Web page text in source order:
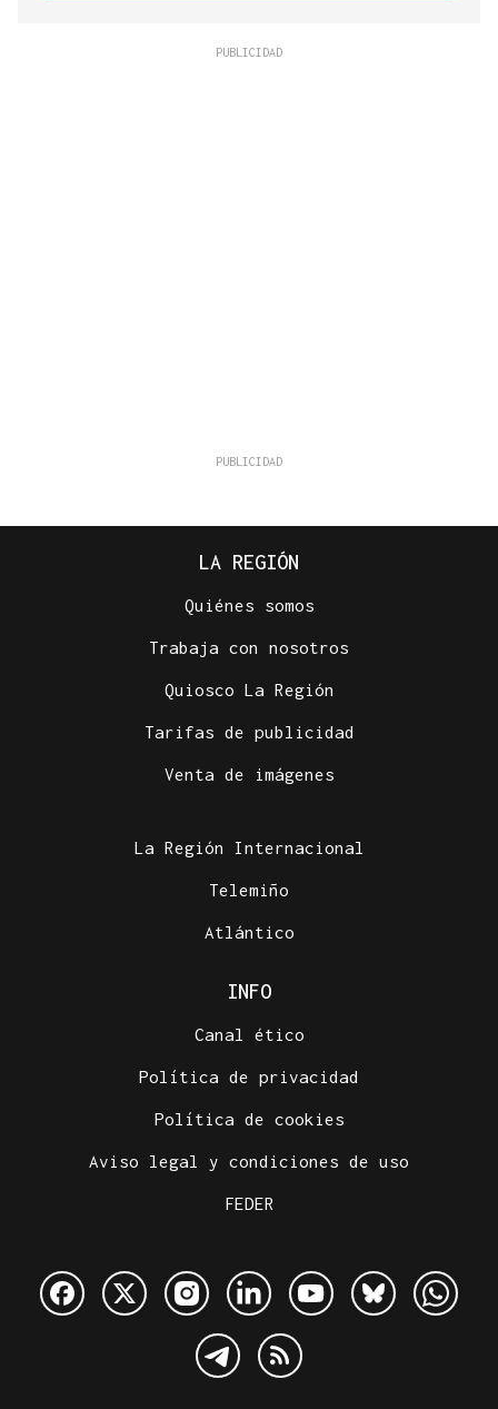
LA REGIÓN
Quiénes somos
Trabaja con nosotros
Quiosco La Región
Tarifas de publicidad
Venta de imágenes
La Región Internacional
Telemiño
Atlántico
INFO
Canal ético
Política de privacidad
Política de cookies
Aviso legal y condiciones de uso
FEDER